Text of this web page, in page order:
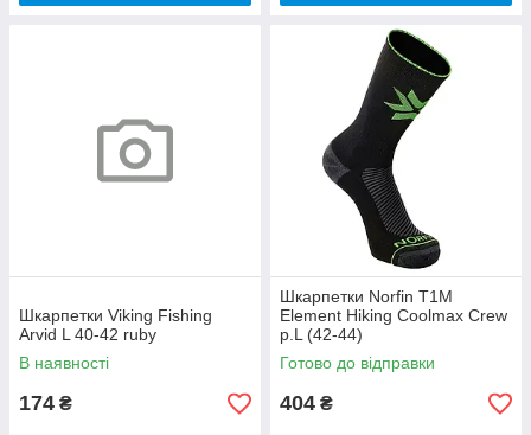
Шкарпетки Viking Fishing
Arvid L 40-42 ruby
В наявності
174 ₴
Шкарпетки Norfin T1M
Element Hiking Coolmax Crew
р.L (42-44)
Готово до відправки
404 ₴